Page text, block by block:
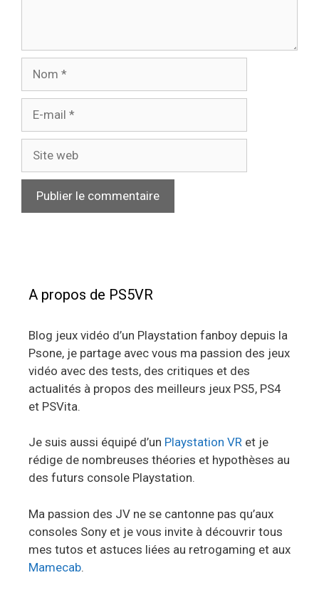
mail
web
A propos de PS5VR
Blog jeux vidéo d’un Playstation fanboy depuis la
Psone, je partage avec vous ma passion des jeux
vidéo avec des tests, des critiques et des
actualités à propos des meilleurs jeux PS5, PS4
et PSVita.
Je suis aussi équipé d’un Playstation VR et je
rédige de nombreuses théories et hypothèses au
des futurs console Playstation.
Ma passion des JV ne se cantonne pas qu’aux
consoles Sony et je vous invite à découvrir tous
mes tutos et astuces liées au retrogaming et aux
Mamecab.